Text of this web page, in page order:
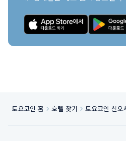
토요코인 홈 호텔 찾기 토요코인 신오